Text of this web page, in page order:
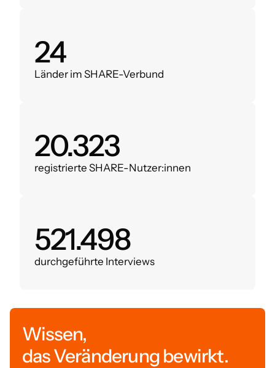
28
Länder im SHARE-Verbund
24.000
registrierte SHARE-Nutzer:innen
620.000
durchgeführte Interviews
Wissen,
das Veränderung bewirkt.